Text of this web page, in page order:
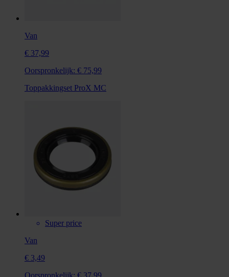
Van
€ 37,99
Oorspronkelijk: € 75,99
Toppakkingset ProX MC
Super price
Van
€ 3,49
Oorspronkelijk: € 37,99